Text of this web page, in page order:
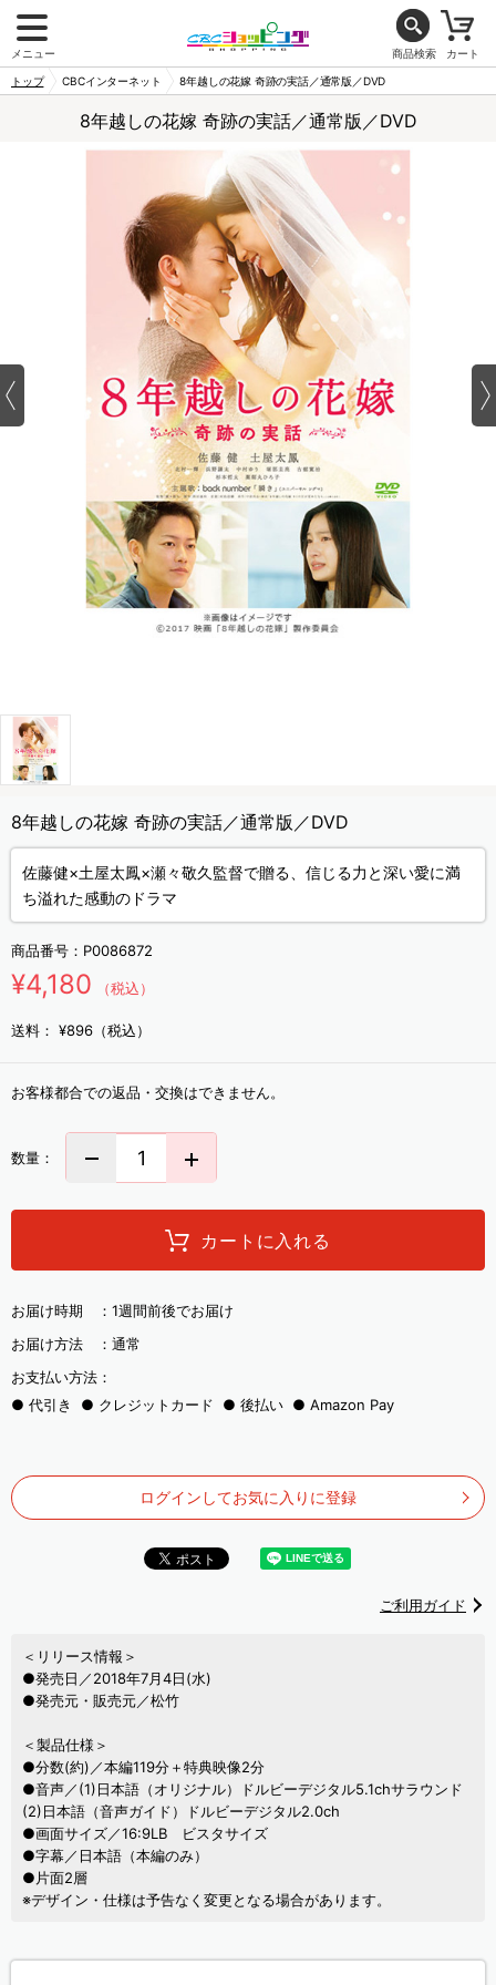
メニュー 商品検索 カート
トップ CBCインターネット 8年越しの花嫁 奇跡の実話／通常版／DVD
8年越しの花嫁 奇跡の実話／通常版／DVD
8年越しの花嫁 奇跡の実話／通常版／DVD
佐藤健×土屋太鳳×瀬々敬久監督で贈る、信じる力と深い愛に満
ち溢れた感動のドラマ
商品番号： P0086872
¥4,180 （税込）
送料： ¥896（税込）
お客様都合での返品・交換はできません。
数量：
カートに入れる
お届け時期 ： 1週間前後でお届け
お届け方法 ： 通常
お支払い方法：
代引き
クレジットカード 後払い Amazon Pay
ログインしてお気に入りに登録
ご利用ガイド
＜リリース情報＞
●発売日／2018年7月4日(水)
●発売元・販売元／松竹
＜製品仕様＞
●分数(約)／本編119分＋特典映像2分
●音声／(1)日本語（オリジナル）ドルビーデジタル5.1chサラウンド
(2)日本語（音声ガイド）ドルビーデジタル2.0ch
●画面サイズ／16:9LB ビスタサイズ
●字幕／日本語（本編のみ）
●片面2層
※デザイン・仕様は予告なく変更となる場合があります。